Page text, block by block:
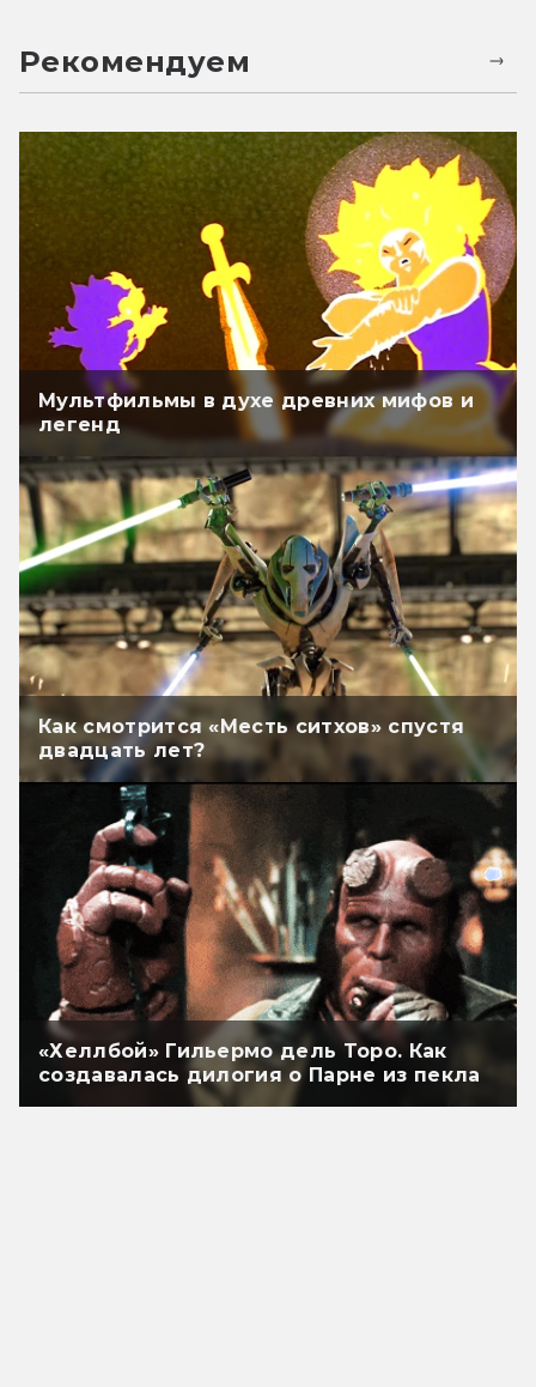
Рекомендуем
Мультфильмы в духе древних мифов и
легенд
Как смотрится «Месть ситхов» спустя
двадцать лет?
«Хеллбой» Гильермо дель Торо. Как
создавалась дилогия о Парне из пекла